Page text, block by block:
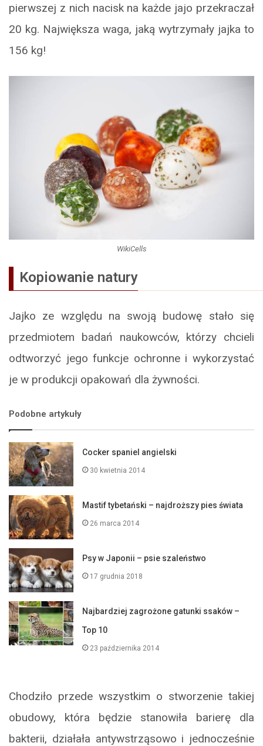
pierwszej z nich nacisk na każde jajo przekraczał
20 kg. Największa waga, jaką wytrzymały jajka to
156 kg!
WikiCells
Kopiowanie natury
Jajko ze względu na swoją budowę stało się
przedmiotem badań naukowców, którzy chcieli
odtworzyć jego funkcje ochronne i wykorzystać
je w produkcji opakowań dla żywności.
Podobne artykuły
Cocker spaniel angielski
30 kwietnia 2014
Mastif tybetański – najdroższy pies świata
26 marca 2014
Psy w Japonii – psie szaleństwo
17 grudnia 2018
Najbardziej zagrożone gatunki ssaków –
Top 10
23 października 2014
Chodziło przede wszystkim o stworzenie takiej
obudowy, która będzie stanowiła barierę dla
bakterii, działała antywstrząsowo i jednocześnie